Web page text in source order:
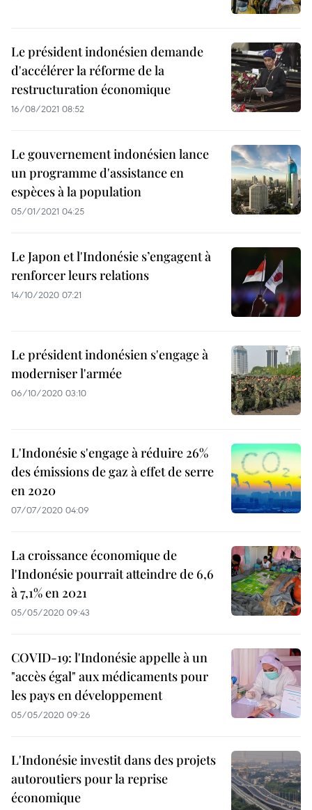
​Le président indonésien demande
d'accélérer la réforme de la
restructuration économique
16/08/2021 08:52
Le gouvernement indonésien lance
un programme d'assistance en
espèces à la population
05/01/2021 04:25
Le Japon et l'Indonésie s’engagent à
renforcer leurs relations
14/10/2020 07:21
Le président indonésien s'engage à
moderniser l'armée
06/10/2020 03:10
L'Indonésie s'engage à réduire 26%
des émissions de gaz à effet de serre
en 2020
07/07/2020 04:09
La croissance économique de
l'Indonésie pourrait atteindre de 6,6
à 7,1% en 2021
05/05/2020 09:43
COVID-19: l'Indonésie appelle à un
"accès égal" aux médicaments pour
les pays en développement
05/05/2020 09:26
L'Indonésie investit dans des projets
autoroutiers pour la reprise
économique